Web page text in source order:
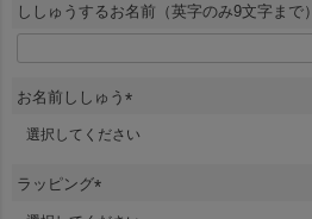
ししゅうするお名前（英字のみ9文字まで）
お名前ししゅう
ラッピング